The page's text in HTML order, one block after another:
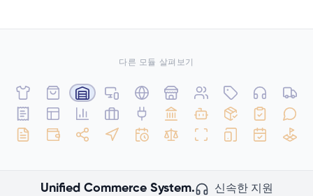
다른 모듈 살펴보기
Unified Commerce System.
신속한 지원